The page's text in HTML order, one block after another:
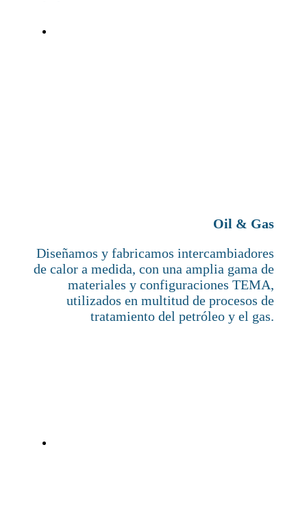
Oil & Gas
Diseñamos y fabricamos intercambiadores
de calor a medida, con una amplia gama de
materiales y configuraciones TEMA,
utilizados en multitud de procesos de
tratamiento del petróleo y el gas.